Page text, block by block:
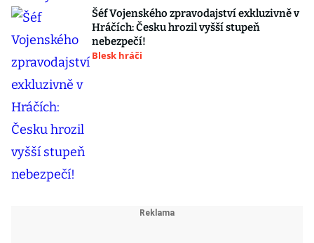
Šéf Vojenského zpravodajství exkluzivně v
Hráčích: Česku hrozil vyšší stupeň
nebezpečí!
Blesk hráči